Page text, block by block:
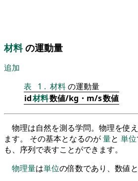
材料の運動量
追加
表
1 . 材料の運動量
id材料数値/kg・m/s数値
物理は自然を測る学問。物理を使え
ます。 その基本となるのが量と 単位
も、序列で表すことができます。
物理量は単位の倍数であり、数値と